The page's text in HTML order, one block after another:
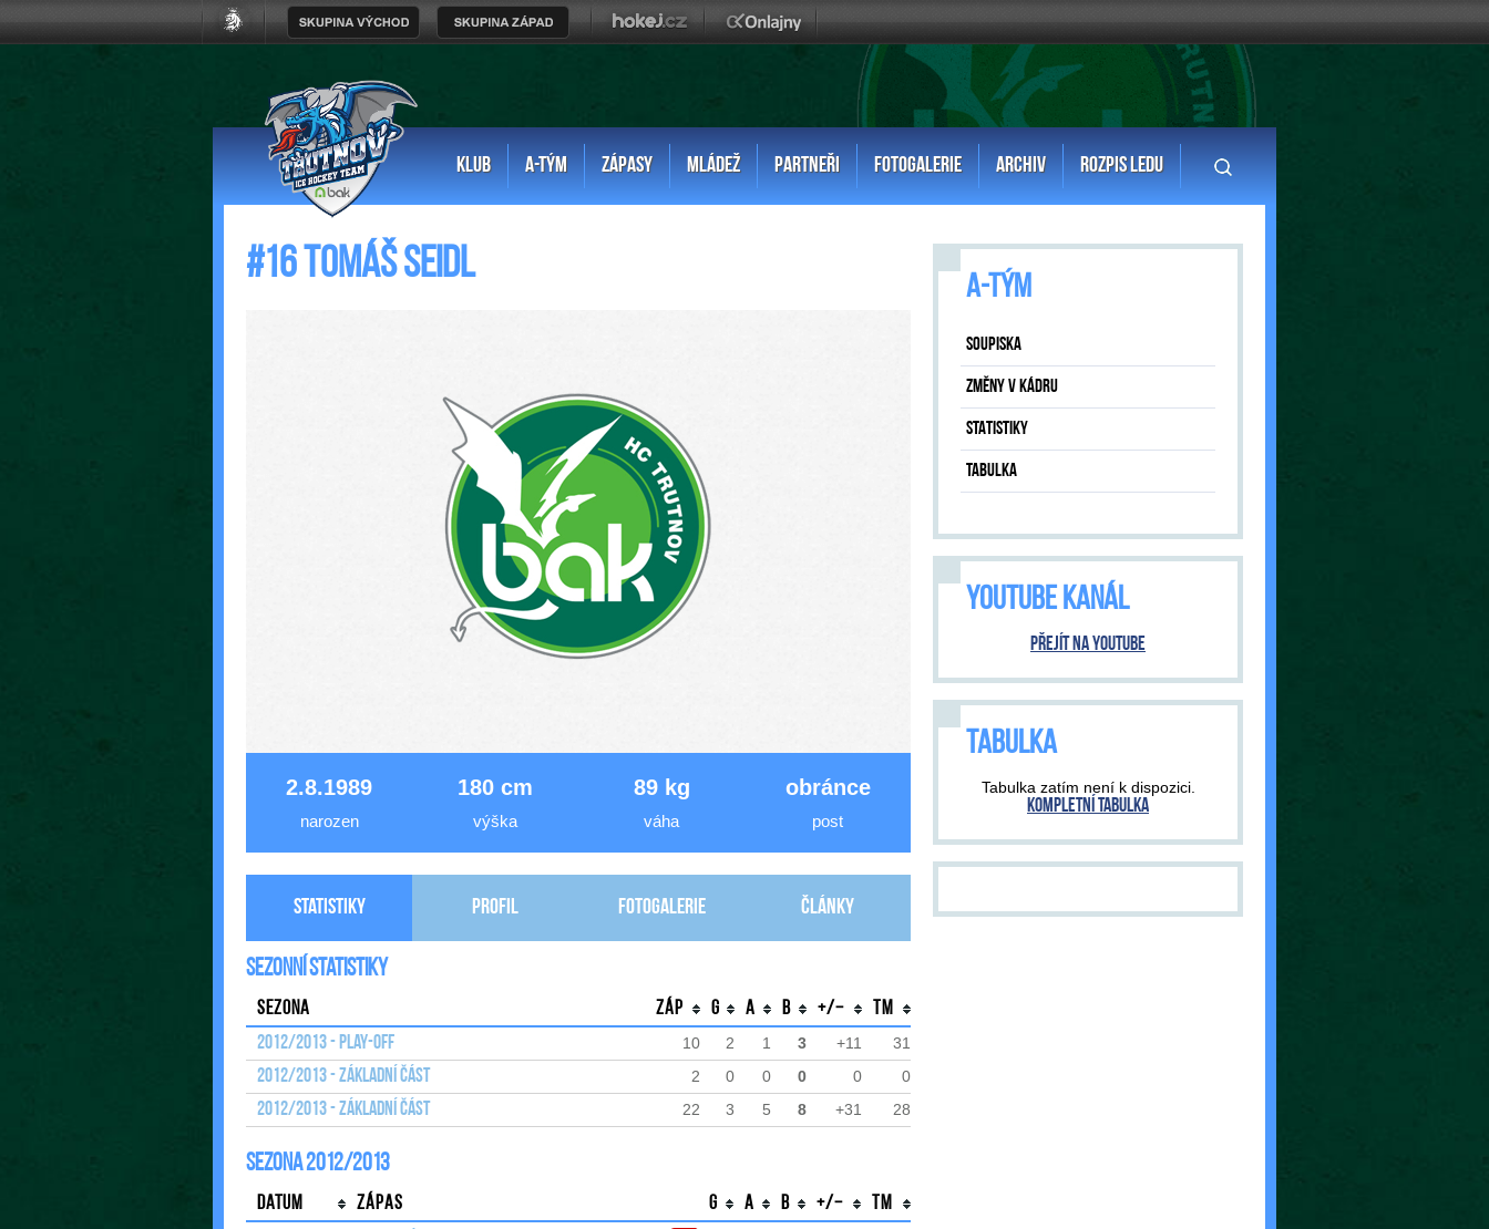
KLUB A-TÝM ZÁPASY MLÁDEŽ PARTNEŘI FOTOGALERIE ARCHIV ROZPIS LEDU
#16 Tomáš Seidl
2.8.1989
narozen
180 cm
výška
89 kg
váha
obránce
post
Statistiky Profil Fotogalerie Články
Sezonní statistiky
Sezona Záp G A B +/−
TM
2012/2013 - Play-off
10 2 1 3 +11 31
2012/2013 - Základní část 2 0 0 0 0 0
2012/2013 - Základní část 22 3 5 8 +31 28
Sezona 2012/2013
Datum Zápas G A B +/− TM
A-TÝM
SOUPISKA
ZMĚNY V KÁDRU
STATISTIKY
TABULKA
YOUTUBE KANÁL
Přejít na YouTube
TABULKA
Tabulka zatím není k dispozici.
Kompletní tabulka